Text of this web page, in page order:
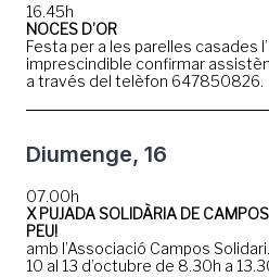
16.45h
NOCES D’OR
Festa per a les parelles casades
imprescindible confirmar
a través del telèfon 647850826.
Diumenge, 16
07.00h
X PUJADA SOLIDÀRIA DE
PEU!
amb l’Associació Campos
10 al 13 d’octubre de 8.30h a